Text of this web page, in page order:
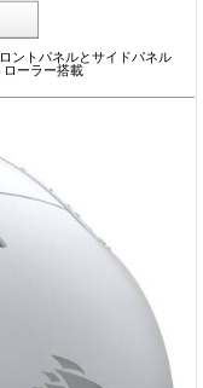
ントパネルとサイドパネル
ローラー搭載